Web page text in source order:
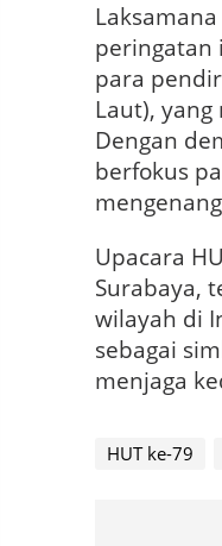
peringatan
para
Laut),
Dengan
berfokus
mengenang
Upacara
Surabaya,
wilayah di
sebagai
menjaga
HUT ke-79